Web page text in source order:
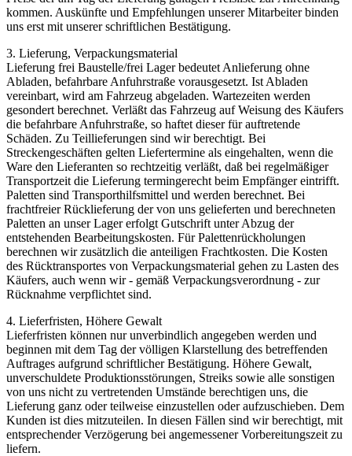
kommen. Auskünfte und Empfehlungen unserer Mitarbeiter binden
uns erst mit unserer schriftlichen Bestätigung.
3. Lieferung, Verpackungsmaterial
Lieferung frei Baustelle/frei Lager bedeutet Anlieferung ohne
Abladen, befahrbare Anfuhrstraße vorausgesetzt. Ist Abladen
vereinbart, wird am Fahrzeug abgeladen. Wartezeiten werden
gesondert berechnet. Verläßt das Fahrzeug auf Weisung des Käufers
die befahrbare Anfuhrstraße, so haftet dieser für auftretende
Schäden. Zu Teillieferungen sind wir berechtigt. Bei
Streckengeschäften gelten Liefertermine als eingehalten, wenn die
Ware den Lieferanten so rechtzeitig verläßt, daß bei regelmäßiger
Transportzeit die Lieferung termingerecht beim Empfänger eintrifft.
Paletten sind Transporthilfsmittel und werden berechnet. Bei
frachtfreier Rücklieferung der von uns gelieferten und berechneten
Paletten an unser Lager erfolgt Gutschrift unter Abzug der
entstehenden Bearbeitungskosten. Für Palettenrückholungen
berechnen wir zusätzlich die anteiligen Frachtkosten. Die Kosten
des Rücktransportes von Verpackungsmaterial gehen zu Lasten des
Käufers, auch wenn wir - gemäß Verpackungsverordnung - zur
Rücknahme verpflichtet sind.
4. Lieferfristen, Höhere Gewalt
Lieferfristen können nur unverbindlich angegeben werden und
beginnen mit dem Tag der völligen Klarstellung des betreffenden
Auftrages aufgrund schriftlicher Bestätigung. Höhere Gewalt,
unverschuldete Produktionsstörungen, Streiks sowie alle sonstigen
von uns nicht zu vertretenden Umstände berechtigen uns, die
Lieferung ganz oder teilweise einzustellen oder aufzuschieben. Dem
Kunden ist dies mitzuteilen. In diesen Fällen sind wir berechtigt, mit
entsprechender Verzögerung bei angemessener Vorbereitungszeit zu
liefern.